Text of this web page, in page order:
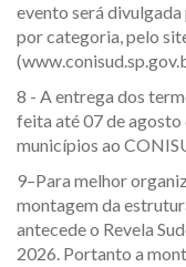
evento será
por categoria, pelo
8 - A entrega dos
feita até 07 de agosto
municípios ao
9–Para melhor
montagem da
antecede o Revela
2026. Portanto a